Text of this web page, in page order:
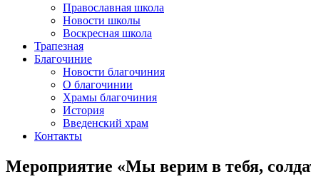
Православная школа
Новости школы
Воскресная школа
Трапезная
Благочиние
Новости благочиния
О благочинии
Храмы благочиния
История
Введенский храм
Контакты
Мероприятие «Мы верим в тебя,